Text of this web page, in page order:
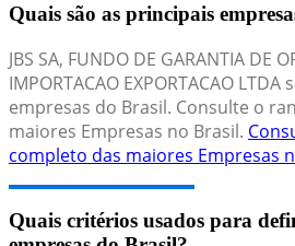
Quais são as principais
JBS SA, FUNDO DE GARANTIA DE
IMPORTACAO EXPORTACAO
empresas do Brasil. Consulte o
maiores Empresas no Brasil.
completo das maiores Empresas
Quais critérios usados para